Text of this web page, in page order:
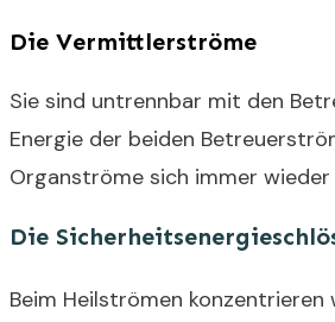
Die Vermittlerströme
Sie sind untrennbar mit den
Energie der beiden
Organströme sich immer
Die
Beim Heilströmen konzentrieren